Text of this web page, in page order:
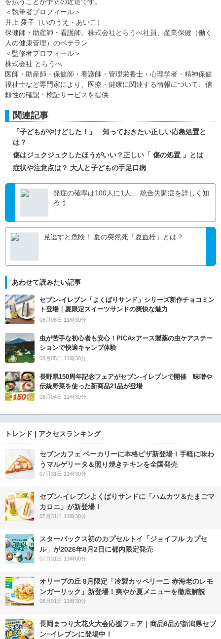
＜執筆者プロフィール＞
井上 愛子（いのうえ・あいこ）
保健師・助産師・看護師。株式会社とらうべ社員、産業保健（働く
人の健康管理）のベテラン
＜監修者プロフィール＞
株式会社 とらうべ
医師・助産師・保健師・看護師・管理栄養士・心理学者・精神保健
福祉士など専門家により、医療・健康に関連する情報について、信
頼性の確認・検証サービスを提供
関連記事
「子どもがやけどした！」 知っておきたい正しい応急処置と
は？
傷はジュクジュクしたほうがいい？正しい「 傷の処置 」とは
症状や注意点は？ 大人と子どもの手足口病
発症の確率は100人に1人… 統合失調症を詳しく知
ろう
見逃すと危険！ 夏の突然死「夏血栓」とは？
あわせて読みたい記事
セブン‐イレブン「よくばりサンド」シリーズ新作チョコミン
ト登場｜夏限定スイーツサンドの爽快な魅力
08月06日 11時30分
虫が苦手な初心者も安心！PICA×アース製薬の虫ケアステー
ションで快適キャンプ体験
08月05日 11時30分
長野県150周年記念フェアがセブン-イレブンで開催 味噌や
伝統野菜を使った新商品21品が登場
08月04日 11時30分
トレンド | アクセスランキング
セブンカフェ ベーカリーに本格ピザ新登場！手軽に味わ
うマルゲリータ＆照り焼きチキンを全国発売
07月31日 11時30分
セブン‐イレブンよくばりサンドに「ハムカツ＆たまごマ
カロニ」が新登場！
07月31日 11時30分
スターバックス初のカプセルトイ「ジョイフル カプセ
ル」が2026年8月2日に都内限定発売
07月31日 13時00分
オリーブの丘 8月限定「冷製カッペリーニ 赤海老のレモ
ンガーリック」新登場！爽やか夏メニューを徹底解説
08月01日 11時30分
長岡まつり大花火大会応援フェア｜商品6品が新潟県セブ
ン−イレブンに登場中！